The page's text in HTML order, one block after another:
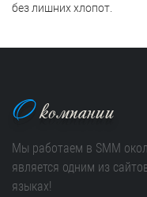
без лишних хлопот.
Окомпании
Мы работаем в SMM
является одним из
языках!